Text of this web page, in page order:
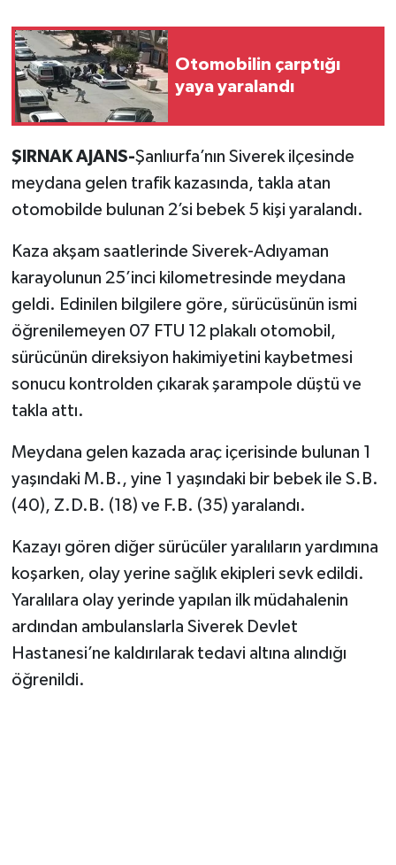
Otomobilin çarptığı
yaya yaralandı
ŞIRNAK AJANS-Şanlıurfa’nın Siverek ilçesinde
meydana gelen trafik kazasında, takla atan
otomobilde bulunan 2’si bebek 5 kişi yaralandı.
Kaza akşam saatlerinde Siverek-Adıyaman
karayolunun 25’inci kilometresinde meydana
geldi. Edinilen bilgilere göre, sürücüsünün ismi
öğrenilemeyen 07 FTU 12 plakalı otomobil,
sürücünün direksiyon hakimiyetini kaybetmesi
sonucu kontrolden çıkarak şarampole düştü ve
takla attı.
Meydana gelen kazada araç içerisinde bulunan 1
yaşındaki M.B., yine 1 yaşındaki bir bebek ile S.B.
(40), Z.D.B. (18) ve F.B. (35) yaralandı.
Kazayı gören diğer sürücüler yaralıların yardımına
koşarken, olay yerine sağlık ekipleri sevk edildi.
Yaralılara olay yerinde yapılan ilk müdahalenin
ardından ambulanslarla Siverek Devlet
Hastanesi’ne kaldırılarak tedavi altına alındığı
öğrenildi.